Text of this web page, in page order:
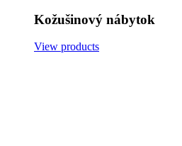
Kožušinový nábytok
View products